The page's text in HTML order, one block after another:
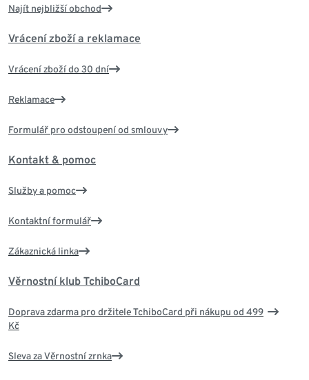
Najít nejbližší obchod
Vrácení zboží a reklamace
Vrácení zboží do 30 dní
Reklamace
Formulář pro odstoupení od smlouvy
Kontakt & pomoc
Služby a pomoc
Kontaktní formulář
Zákaznická linka
Věrnostní klub TchiboCard
Doprava zdarma pro držitele TchiboCard při nákupu od 499
Kč
Sleva za Věrnostní zrnka